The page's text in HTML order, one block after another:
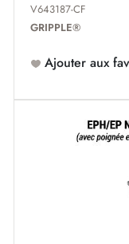
V643187-CF
GRIPPLE®
Ajouter aux